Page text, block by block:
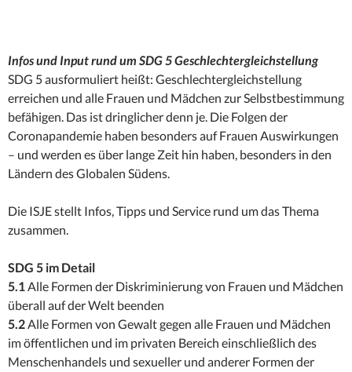
Infos und Input rund um SDG 5 Geschlechtergleichstellung
SDG 5 ausformuliert heißt: Geschlechtergleichstellung
erreichen und alle Frauen und Mädchen zur Selbstbestimmung
befähigen. Das ist dringlicher denn je. Die Folgen der
Coronapandemie haben besonders auf Frauen Auswirkungen
– und werden es über lange Zeit hin haben, besonders in den
Ländern des Globalen Südens.
Die ISJE stellt Infos, Tipps und Service rund um das Thema
zusammen.
SDG 5 im Detail
5.1Alle Formen der Diskriminierung von Frauen und Mädchen
überall auf der Welt beenden
5.2Alle Formen von Gewalt gegen alle Frauen und Mädchen
im öffentlichen und im privaten Bereich einschließlich des
Menschenhandels und sexueller und anderer Formen der